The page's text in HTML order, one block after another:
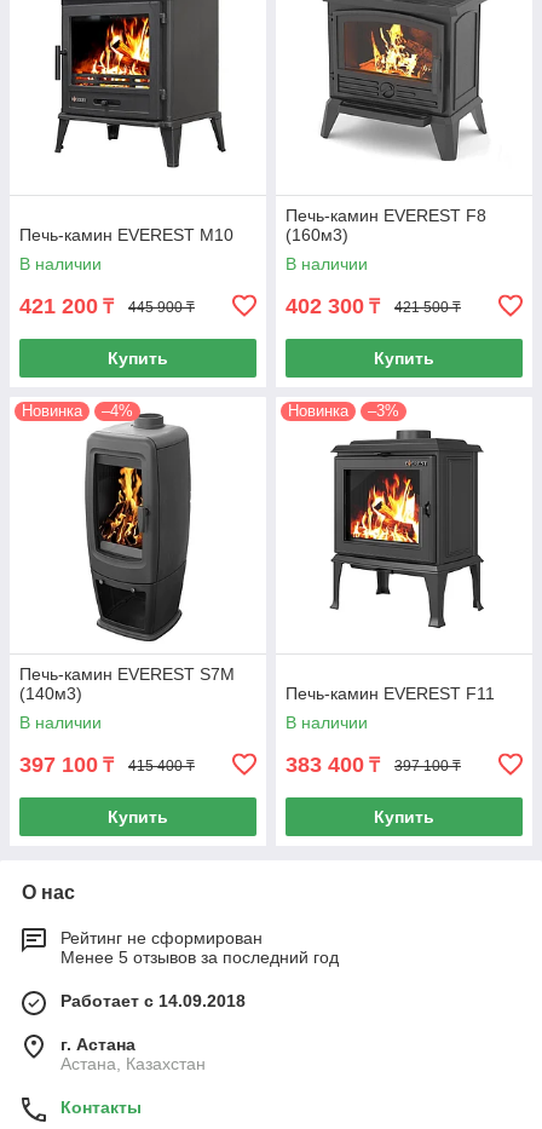
Печь-камин EVEREST М10
В наличии
421 200 ₸ 445 900 ₸
Купить
Печь-камин EVEREST F8
(160м3)
В наличии
402 300 ₸ 421 500 ₸
Купить
Новинка –4%
Печь-камин EVEREST S7М
(140м3)
В наличии
397 100 ₸ 415 400 ₸
Купить
Новинка –3%
Печь-камин EVEREST F11
В наличии
383 400 ₸ 397 100 ₸
Купить
О нас
Рейтинг не сформирован
Менее 5 отзывов за последний год
Работает с 14.09.2018
г. Астана
Астана, Казахстан
Контакты